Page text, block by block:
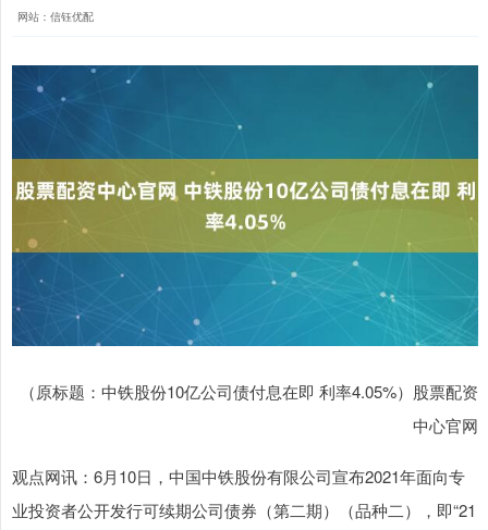
网站：信钰优配
（原标题：中铁股份10亿公司债付息在即 利率4.05%）股票配资
中心官网
观点网讯：6月10日，中国中铁股份有限公司宣布2021年面向专
业投资者公开发行可续期公司债券（第二期）（品种二），即“21